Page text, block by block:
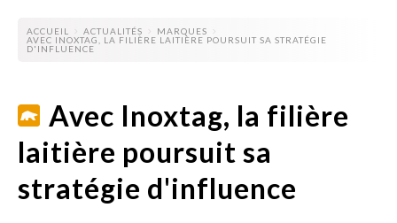
ACCUEIL ACTUALITÉS
MARQUES
AVEC INOXTAG, LA FILIÈRE LAITIÈRE POURSUIT SA STRATÉGIE
D'INFLUENCE
Avec Inoxtag, la filière
laitière poursuit sa
stratégie d'influence